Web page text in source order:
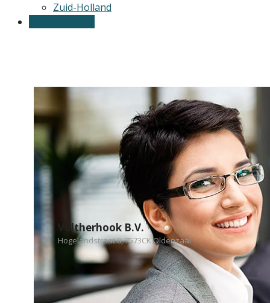
Zuid-Holland
Voltherhook B.V.
Hogelandstraat 8, 7573CK Oldenzaal